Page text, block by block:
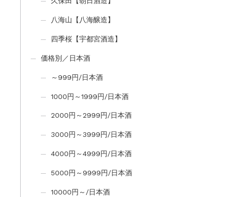
八海山【八海醸造】
四季桜【宇都宮酒造】
価格別／日本酒
～999円/日本酒
1000円～1999円/日本酒
2000円～2999円/日本酒
3000円～3999円/日本酒
4000円～4999円/日本酒
5000円～9999円/日本酒
10000円～/日本酒